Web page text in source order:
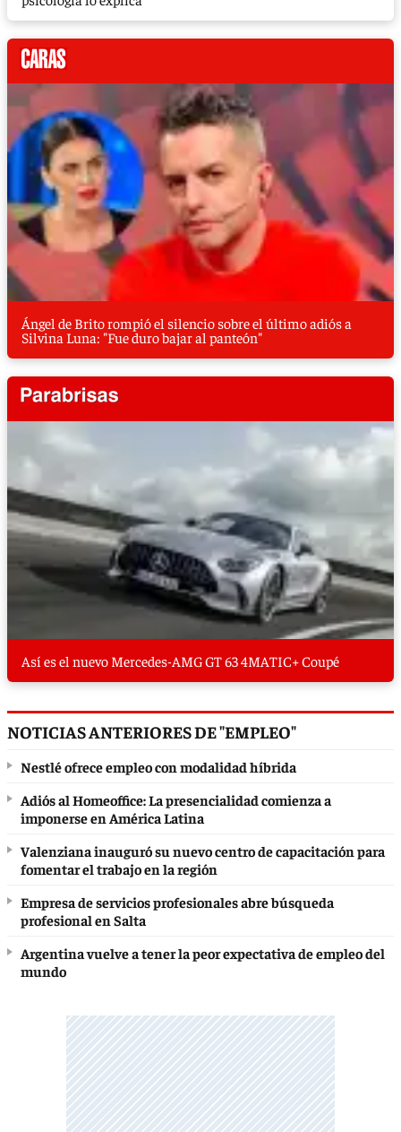
Ángel de Brito rompió el silencio sobre el último adiós a
Silvina Luna: "Fue duro bajar al panteón"
Así es el nuevo Mercedes-AMG GT 63 4MATIC+ Coupé
NOTICIAS ANTERIORES DE "EMPLEO"
Nestlé ofrece empleo con modalidad híbrida
Adiós al Homeoffice: La presencialidad comienza a
imponerse en América Latina
Valenziana inauguró su nuevo centro de capacitación para
fomentar el trabajo en la región
Empresa de servicios profesionales abre búsqueda
profesional en Salta
Argentina vuelve a tener la peor expectativa de empleo del
mundo